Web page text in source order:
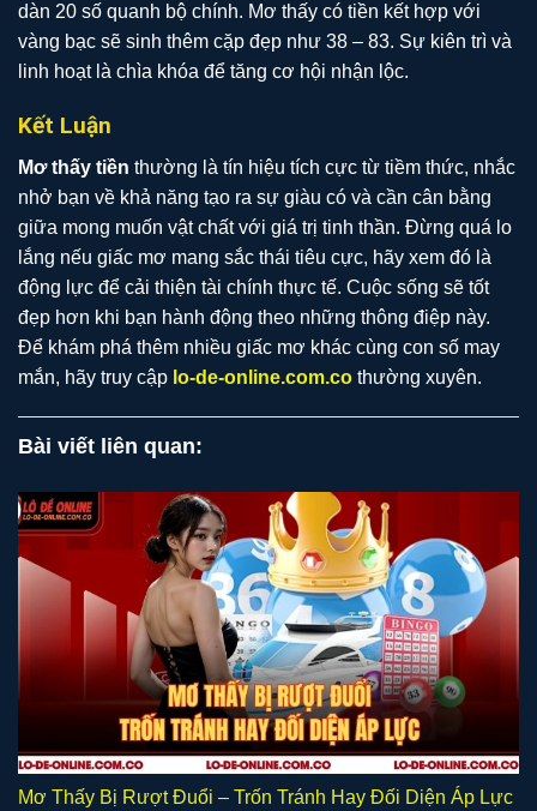
dàn 20 số quanh bộ chính. Mơ thấy có tiền kết hợp với
vàng bạc sẽ sinh thêm cặp đẹp như 38 – 83. Sự kiên trì và
linh hoạt là chìa khóa để tăng cơ hội nhận lộc.
Kết Luận
Mơ thấy tiền thường là tín hiệu tích cực từ tiềm thức, nhắc
nhở bạn về khả năng tạo ra sự giàu có và cần cân bằng
giữa mong muốn vật chất với giá trị tinh thần. Đừng quá lo
lắng nếu giấc mơ mang sắc thái tiêu cực, hãy xem đó là
động lực để cải thiện tài chính thực tế. Cuộc sống sẽ tốt
đẹp hơn khi bạn hành động theo những thông điệp này.
Để khám phá thêm nhiều giấc mơ khác cùng con số may
mắn, hãy truy cập lo-de-online.com.co thường xuyên.
Bài viết liên quan:
Mơ Thấy Bị Rượt Đuổi – Trốn Tránh Hay Đối Diện Áp Lực